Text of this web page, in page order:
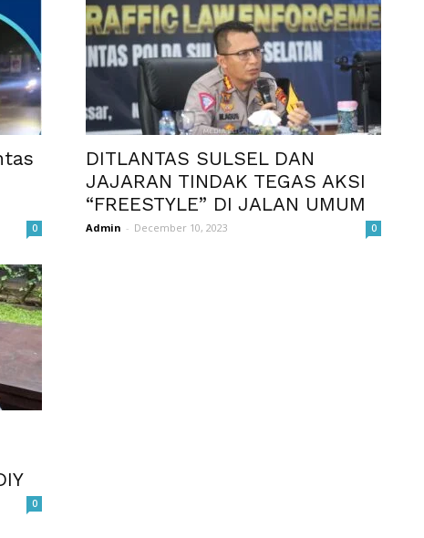
0
DITLANTAS SULSEL DAN
JAJARAN TINDAK TEGAS AKSI
“FREESTYLE” DI JALAN UMUM
Admin - December 10, 2023 0
0